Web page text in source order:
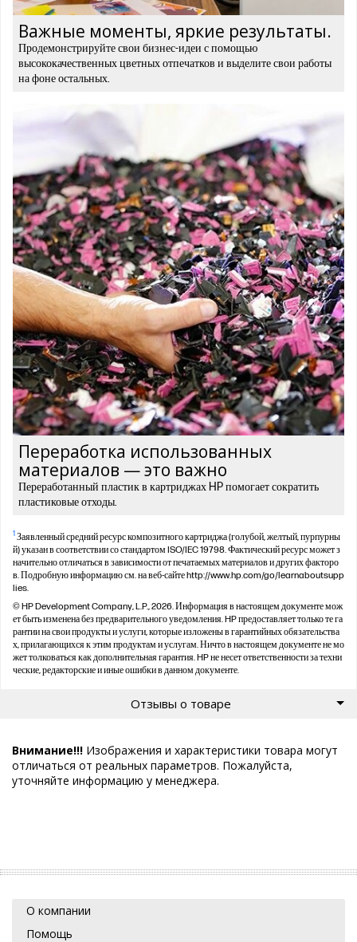
Важные моменты, яркие результаты.
Продемонстрируйте свои бизнес-идеи с помощью
высококачественных цветных отпечатков и выделите свои работы
на фоне остальных.
Переработка использованных
материалов — это важно
Переработанный пластик в картриджах HP помогает сократить
пластиковые отходы.
1Заявленный средний ресурс композитного картриджа (голубой, желтый, пурпурны
й) указан в соответствии со стандартом ISO/IEC 19798. Фактический ресурс может з
начительно отличаться в зависимости от печатаемых материалов и других факторо
в. Подробную информацию см. на веб-сайте http://www.hp.com/go/learnaboutsupp
lies.
© HP Development Company, L.P., 2026. Информация в настоящем документе мож
ет быть изменена без предварительного уведомления. HP предоставляет только те га
рантии на свои продукты и услуги, которые изложены в гарантийных обязательства
х, прилагающихся к этим продуктам и услугам. Ничто в настоящем документе не мо
жет толковаться как дополнительная гарантия. HP не несет ответственности за техни
ческие, редакторские и иные ошибки в данном документе.
Отзывы о товаре
Внимание!!! Изображения и характеристики товара могут
отличаться от реальных параметров. Пожалуйста,
уточняйте информацию у менеджера.
О компании
Помощь